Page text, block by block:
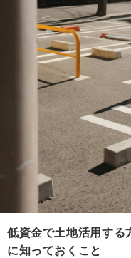
低資金で土地活用する
に知っておくこと